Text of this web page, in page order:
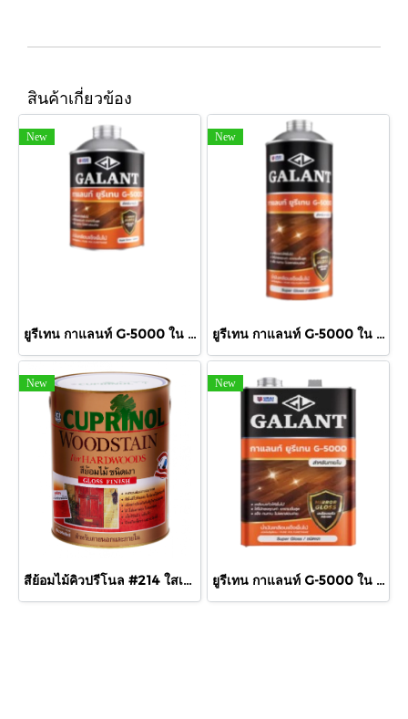
สินค้าเกี่ยวข้อง
New
ยูรีเทน กาแลนท์ G-5000 ใน 460cc.
New
ยูรีเทน กาแลนท์ G-5000 ใน 875cc.
New
สีย้อมไม้คิวปรีโนล #214 ใสเงา 1/4 กล.
New
ยูรีเทน กาแลนท์ G-5000 ใน กล.